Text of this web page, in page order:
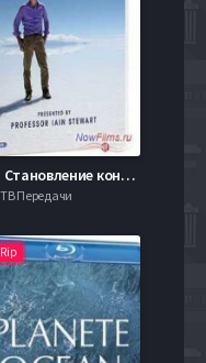
BBC: Становление континентов (2013) 1,2,3,4 Серия
Передачи